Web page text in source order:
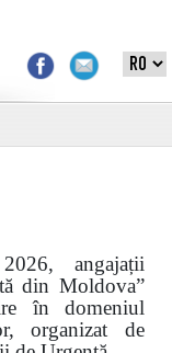
angajații
din Moldova”
în domeniul
organizat de